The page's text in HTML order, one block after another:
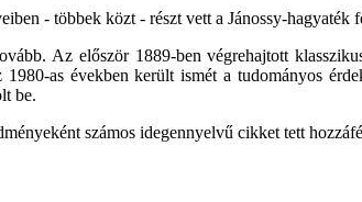
- többek közt - részt vett a Jánossy-hagyaték
Az először 1889-ben végrehajtott
as években került ismét a tudományos
be.
számos idegennyelvű cikket tett